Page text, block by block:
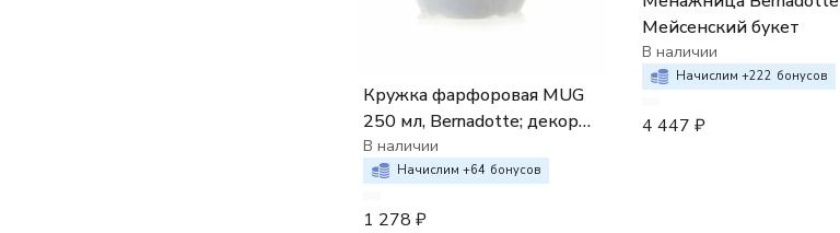
Кружка фарфоровая MUG
250 мл, Bernadotte; декор
"Мейсенский букет"
В наличии
Начислим +64 бонусов
1 278 ₽
Мейсенский букет
В наличии
Начислим +222 бонусов
4 447 ₽